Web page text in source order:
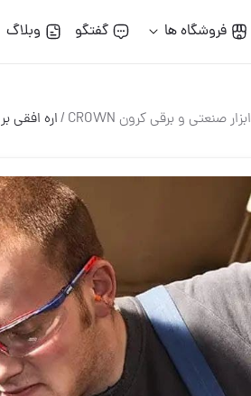
فروشگاه ها گفتگو وبلاگ
ابزار صنعتی و برقی کرون CROWN /اره افقی بر ۱۰۱۰ وات کرون CROWN